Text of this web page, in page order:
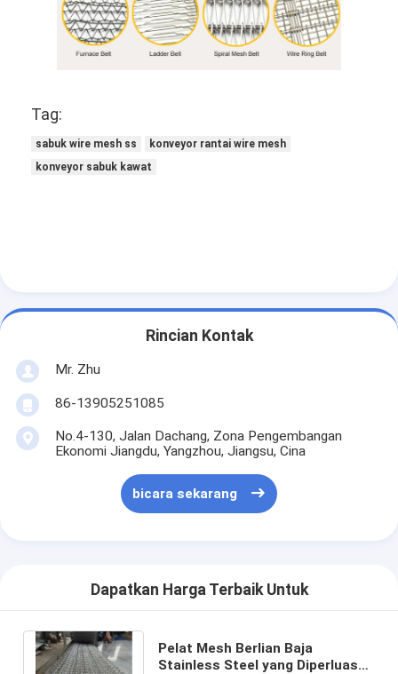
Tag:
sabuk wire mesh ss
konveyor rantai wire mesh
konveyor sabuk kawat
Rincian Kontak
Mr. Zhu
86-13905251085
No.4-130, Jalan Dachang, Zona Pengembangan
Ekonomi Jiangdu, Yangzhou, Jiangsu, Cina
bicara sekarang
Dapatkan Harga Terbaik Untuk
Pelat Mesh Berlian Baja
Stainless Steel yang Diperluas